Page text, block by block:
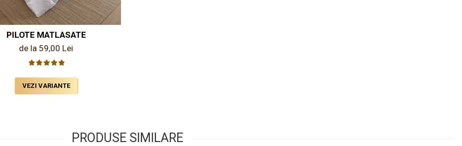
PILOTE MATLASATE
de la 59,00 Lei
VEZI VARIANTE
PRODUSE SIMILARE